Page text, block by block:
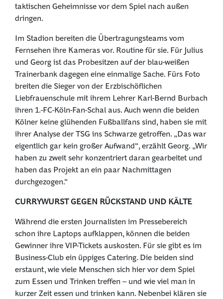
taktischen Geheimnisse vor dem Spiel nach außen
dringen.
Im Stadion bereiten die Übertragungsteams vom
Fernsehen ihre Kameras vor. Routine für sie. Für Julius
und Georg ist das Probesitzen auf der blau-weißen
Trainerbank dagegen eine einmalige Sache. Fürs Foto
breiten die Sieger von der Erzbischöflichen
Liebfrauenschule mit ihrem Lehrer Karl-Bernd Burbach
ihren 1.-FC-Köln-Fan-Schal aus. Auch wenn die beiden
Kölner keine glühenden Fußballfans sind, haben sie mit
ihrer Analyse der TSG ins Schwarze getroffen. „Das war
eigentlich gar kein großer Aufwand“, erzählt Georg. „Wir
haben zu zweit sehr konzentriert daran gearbeitet und
haben das Projekt an ein paar Nachmittagen
durchgezogen.“
CURRYWURST GEGEN RÜCKSTAND UND KÄLTE
Während die ersten Journalisten im Pressebereich
schon ihre Laptops aufklappen, können die beiden
Gewinner ihre VIP-Tickets auskosten. Für sie gibt es im
Business-Club ein üppiges Catering. Die beiden sind
erstaunt, wie viele Menschen sich hier vor dem Spiel
zum Essen und Trinken treffen – und wie viel man in
kurzer Zeit essen und trinken kann. Nebenbei klären sie